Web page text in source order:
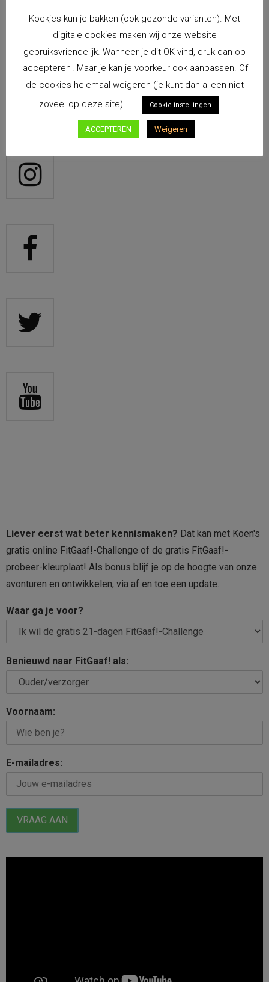
Je kunt ons ook op social media volgen!
Liever eerst wat beter kennismaken? Dat kan met Koen's
gratis online FitGaaf!-Challenge of de gratis FitGaaf!-
probeer-kleurplaat! Als bonus blijf je op de hoogte van onze
avonturen en ontwikkelen, via af en toe een update.
Waar ga je voor?
Benieuwd naar FitGaaf! als:
Voornaam:
E-mailadres:
Koekjes kun je bakken (ook gezonde varianten). Met
digitale cookies maken wij onze website
gebruiksvriendelijk. Wanneer je dit OK vind, druk dan op
'accepteren'. Maar je kan je voorkeur ook aanpassen. Of
de cookies helemaal weigeren (je kunt dan alleen niet
zoveel op deze site) .
Cookie instellingen
ACCEPTEREN Weigeren